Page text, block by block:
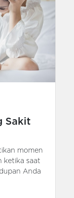
Sakit
momen
ketika saat
Anda